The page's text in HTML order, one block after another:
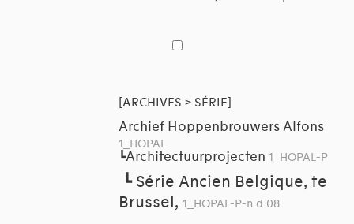
[ARCHIVES > SÉRIE]
Archief Hoppenbrouwers Alfons
1_HOPAL
┗Architectuurprojecten 1_HOPAL-P
┗ Série Ancien Belgique, te
Brussel, 1_HOPAL-P-n.d.08